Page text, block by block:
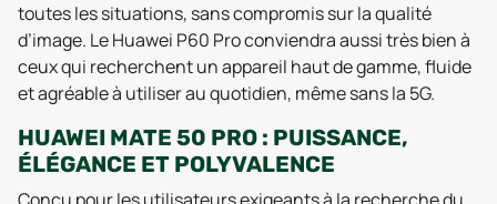
toutes les situations, sans compromis sur la qualité
d’image. Le Huawei P60 Pro conviendra aussi très bien à
ceux qui recherchent un appareil haut de gamme, fluide
et agréable à utiliser au quotidien, même sans la 5G.
HUAWEI MATE 50 PRO : PUISSANCE,
ÉLÉGANCE ET POLYVALENCE